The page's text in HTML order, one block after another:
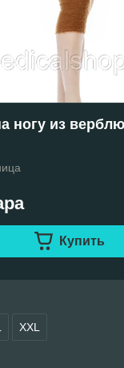
ногу из
Купить
XXL